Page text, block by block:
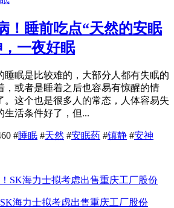
！睡前吃点“天然的安眠
一夜好眠
睡眠是比较难的，大部分人都有失眠的
，或者是睡着之后也容易有惊醒的情
。这个也是很多人的常态，人体容易失
生活条件好了，但...
#睡眠 #天然 #安眠药 #镇静 #安神
海力士拟考虑出售重庆工厂股份